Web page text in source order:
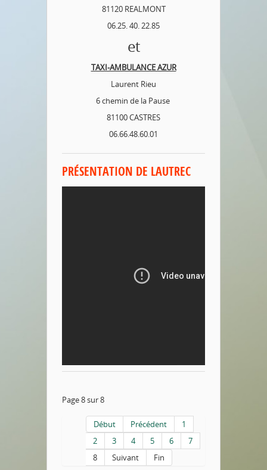
81120 REALMONT
06.25. 40. 22.85
et
TAXI-AMBULANCE AZUR
Laurent Rieu
6 chemin de la Pause
81100 CASTRES
06.66.48.60.01
PRÉSENTATION DE LAUTREC
Page 8 sur 8
Début Précédent
1
2
3 4 5 6
7
8
Suivant Fin